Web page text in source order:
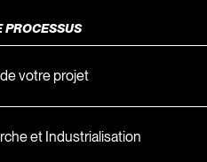
PROCESSUS
votre projet
et Industrialisation